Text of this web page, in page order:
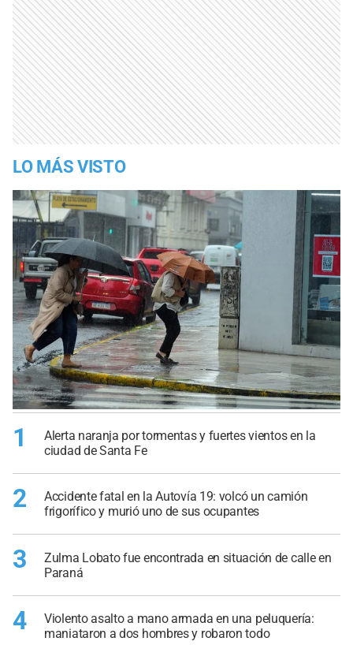
LO MÁS VISTO
1
Alerta naranja por tormentas y fuertes vientos en la
ciudad de Santa Fe
2
Accidente fatal en la Autovía 19: volcó un camión
frigorífico y murió uno de sus ocupantes
3
Zulma Lobato fue encontrada en situación de calle en
Paraná
4
Violento asalto a mano armada en una peluquería:
maniataron a dos hombres y robaron todo